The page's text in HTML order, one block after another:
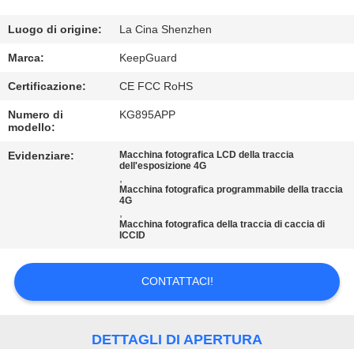
FABBRICA
CONTROLLO
DELLA
QUALITÀ
CONTATTACI
CHIEDI
UN
PREVENTIVO
Luogo di origine: La Cina Shenzhen
Marca: KeepGuard
Certificazione: CE FCC RoHS
Numero di
modello:
KG895APP
Evidenziare:
Macchina fotografica LCD della traccia
dell'esposizione 4G
,
Macchina fotografica programmabile della traccia
4G
,
Macchina fotografica della traccia di caccia di
ICCID
CONTATTACI!
DETTAGLI DI APERTURA